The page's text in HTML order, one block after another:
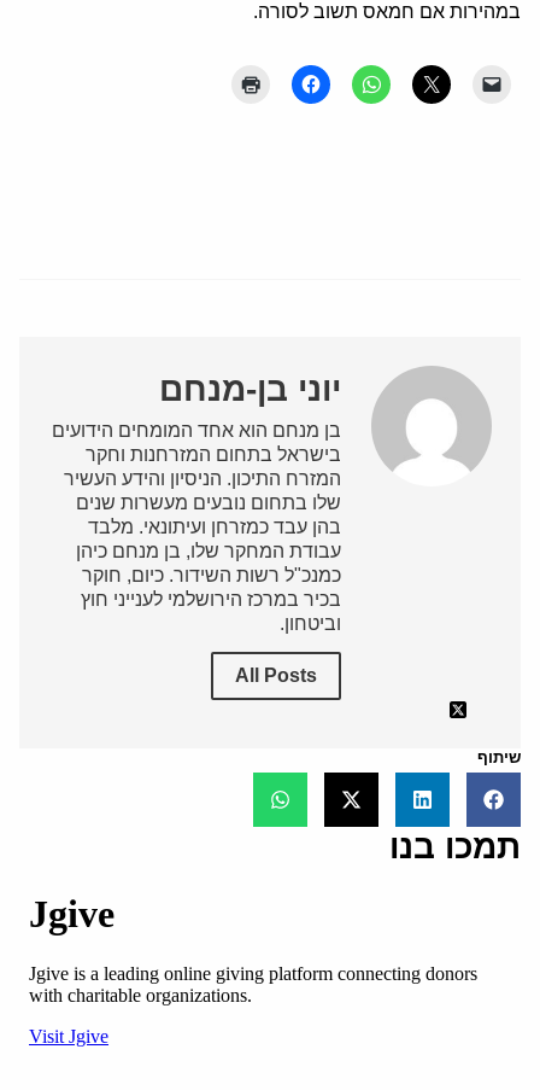
במהירות אם חמאס תשוב לסורה.
יוני בן-מנחם
בן מנחם הוא אחד המומחים הידועים
בישראל בתחום המזרחנות וחקר
המזרח התיכון. הניסיון והידע העשיר
שלו בתחום נובעים מעשרות שנים
בהן עבד כמזרחן ועיתונאי. מלבד
עבודת המחקר שלו, בן מנחם כיהן
כמנכ"ל רשות השידור. כיום, חוקר
בכיר במרכז הירושלמי לענייני חוץ
וביטחון.
All Posts
שיתוף
תמכו בנו